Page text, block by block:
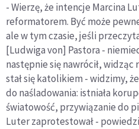
- Wierzę, że intencje Marcina
reformatorem. Być może
ale w tym czasie, jeśli
[Ludwiga von] Pastora -
następnie się nawrócił,
stał się katolikiem - widzimy,
do naśladowania: istniała
światowość, przywiązanie do
Luter zaprotestował -